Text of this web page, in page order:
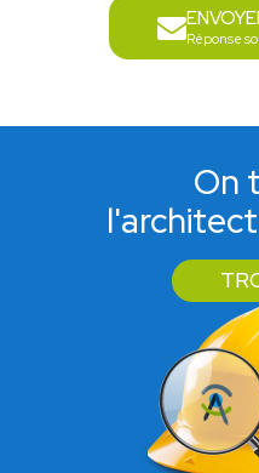
Réponse
On